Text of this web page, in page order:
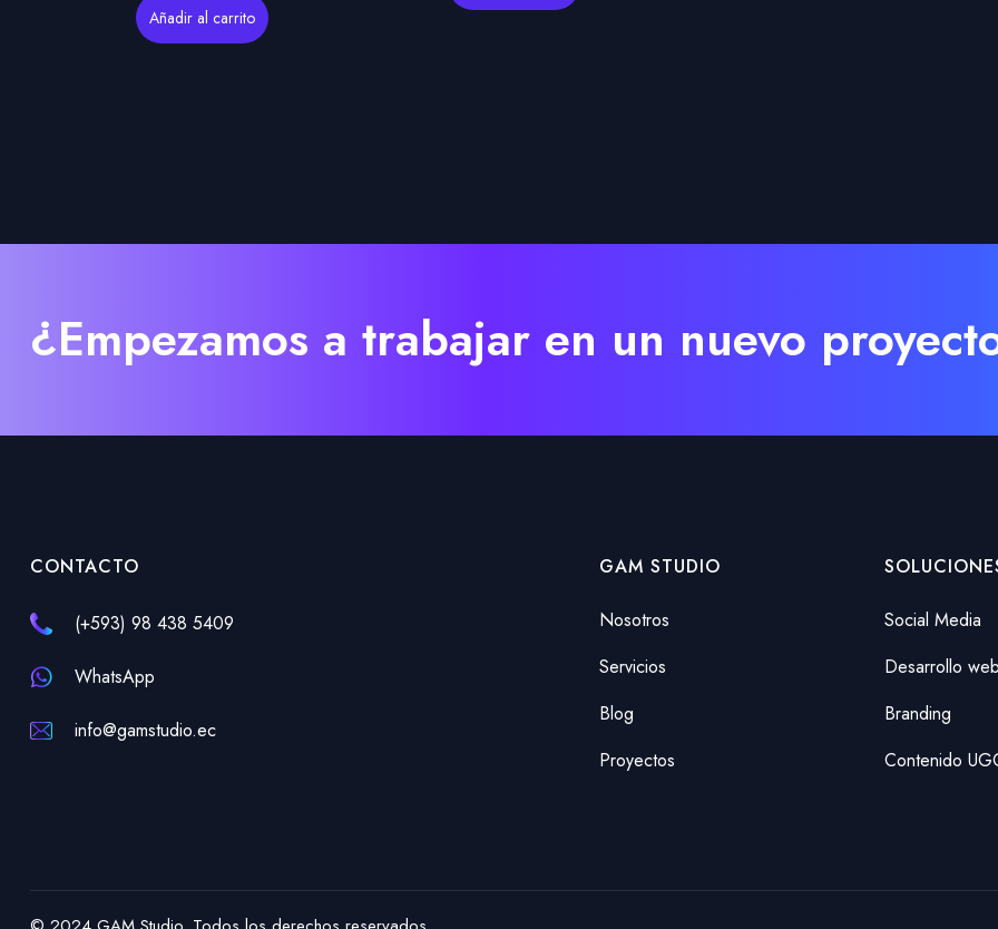
Añadir al carrito
¿Empezamos a trabajar en un nuevo
CONTACTO
(+593) 98 438 5409
WhatsApp
info@gamstudio.ec
GAM STUDIO
Nosotros
Servicios
Blog
Proyectos
Social Media
Desarrollo web
Branding
Contenido